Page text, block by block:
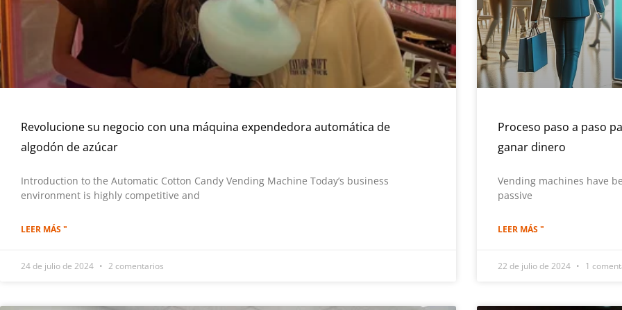
Revolucione su negocio con una máquina expendedora automática de
algodón de azúcar
Introduction to the Automatic Cotton Candy Vending Machine Today’s business
environment is highly competitive and
LEER MÁS "
24 de julio de 2024 2 comentarios
Proceso paso a paso
ganar dinero
Vending machines have
passive
LEER MÁS "
22 de julio de 2024 1